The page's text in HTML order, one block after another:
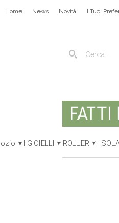
Home News Novità I Tuoi
I GIOIELLI ROLLER I